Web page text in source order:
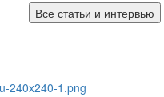
Все статьи и интервью